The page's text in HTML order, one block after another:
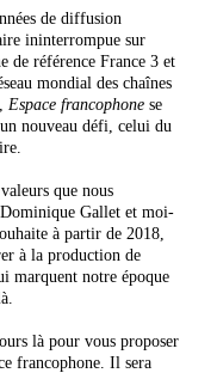
de diffusion
ininterrompue sur
de référence France 3 et
mondial des chaînes
Espace francophone se
nouveau défi, celui du
que nous
Gallet et moi-
à partir de 2018,
à la production de
marquent notre époque
là pour vous proposer
francophone. Il sera